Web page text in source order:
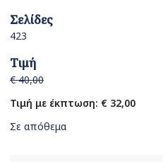
Σελίδες
423
Τιμή
€ 40,00
Τιμή με έκπτωση: € 32,00
Σε απόθεμα